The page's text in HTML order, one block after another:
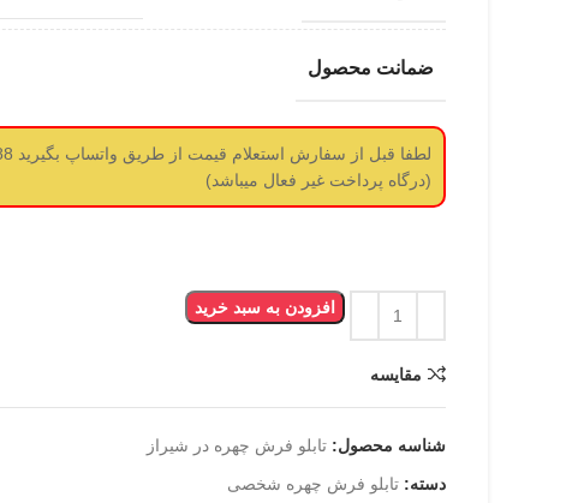
ضمانت محصول
(درگاه پرداخت غیر فعال میباشد)
افزودن به سبد خرید
مقایسه
شناسه محصول: تابلو فرش چهره در شیراز
دسته: تابلو فرش چهره شخصی